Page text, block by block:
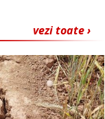
vezi toate ›